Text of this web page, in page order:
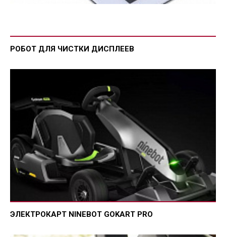
РОБОТ ДЛЯ ЧИСТКИ ДИСПЛЕЕВ
ЭЛЕКТРОКАРТ NINEBOT GOKART PRO